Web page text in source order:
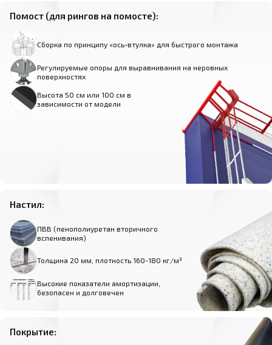
Помост (для рингов на помосте):
Сборка по принципу «ось-втулка» для быстрого монтажа
Регулируемые опоры для выравнивания на неровных
поверхностях
Высота 50 см или 100 см в
зависимости от модели
Настил:
ПВВ (пенополиуретан вторичного
вспенивания)
Толщина 20 мм, плотность 160-180 кг/м³
Высокие показатели амортизации,
безопасен и долговечен
Покрытие: